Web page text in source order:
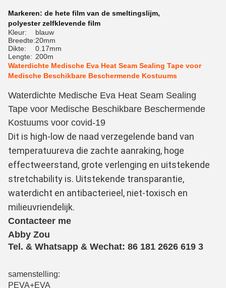
Markeren: de hete film van de smeltingslijm,
polyester zelfklevende film
Kleur:
blauw
Breedte:20mm
Dikte:
0.17mm
Lengte: 200m
Waterdichte Medische Eva Heat Seam Sealing Tape voor
Medische Beschikbare Beschermende Kostuums
Waterdichte Medische Eva Heat Seam Sealing
Tape voor Medische Beschikbare Beschermende
Kostuums voor covid-19
Dit is high-low de naad verzegelende band van
temperatuureva die zachte aanraking, hoge
effectweerstand, grote verlenging en uitstekende
stretchability is. Uitstekende transparantie,
waterdicht en antibacterieel, niet-toxisch en
milieuvriendelijk.
Contacteer me
Abby Zou
Tel. & Whatsapp & Wechat: 86 181 2626 619 3
samenstelling:
PEVA+EVA